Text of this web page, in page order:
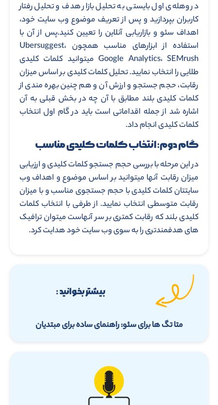
در وهله‌ی اول بایستی به تحلیل بازار هدف و تحلیل رفتار
کاربران بپردازید و پس از تعریف موضوع وب سایت خود،
اهداف سئو و بازاریابی آنلاین را تعیین کنید.پس از آن با
استفاده از ابزارهای مناسب همچون Ubersuggest،
Google Analytics، SEMrush میتوانید کلمات کلیدی
طلایی را انتخاب نمایید. تحلیل کلمات کلیدی بر اساس میزان
رقابت، حجم جستجو و ارزش آن و هم چنین بهره مندی از
کلمات کلیدی بلند مطابق با آن چه در بخش قبلی به آن
اشاره شد از جمله اقداماتی است باید در گام اول انتخاب
کلمات کلیدی انجام داد.
گام دوم: انتخاب کلمات کلیدی مناسب
در این مرحله با بررسی حجم جستجو کلمات کلیدی و ارزیابی
میزان رقابت آنها میتوانید بر اساس موضوع و اهداف وب
سایتتان کلمات کلیدی با حجم جستجوی مناسب و با میزان
رقابت متوسطی انتخاب نمایید. از طرفی با انتخاب کلمات
کلیدی بلند که رقابت کمتری بر سر آنهاست میتوان ترافیک
های هدفمندتری را به سوی وب سایت خود هدایت کرد.
بیشتر بخوانید :
متا تگ ها برای سئو: راهنمای ساده برای مبتدیان